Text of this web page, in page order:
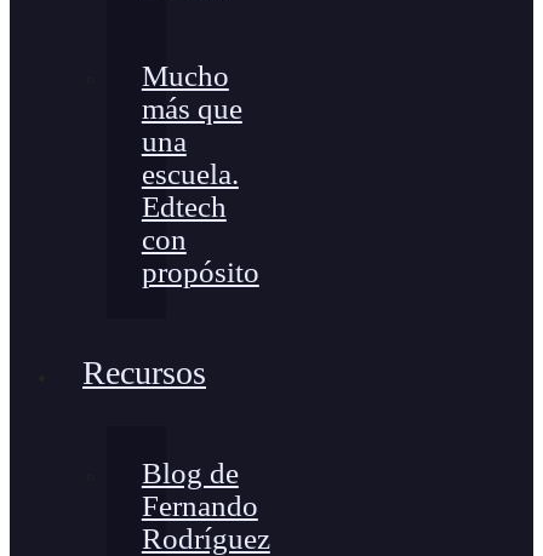
Mucho
más que
una
escuela.
Edtech
con
propósito
Recursos
Blog de
Fernando
Rodríguez